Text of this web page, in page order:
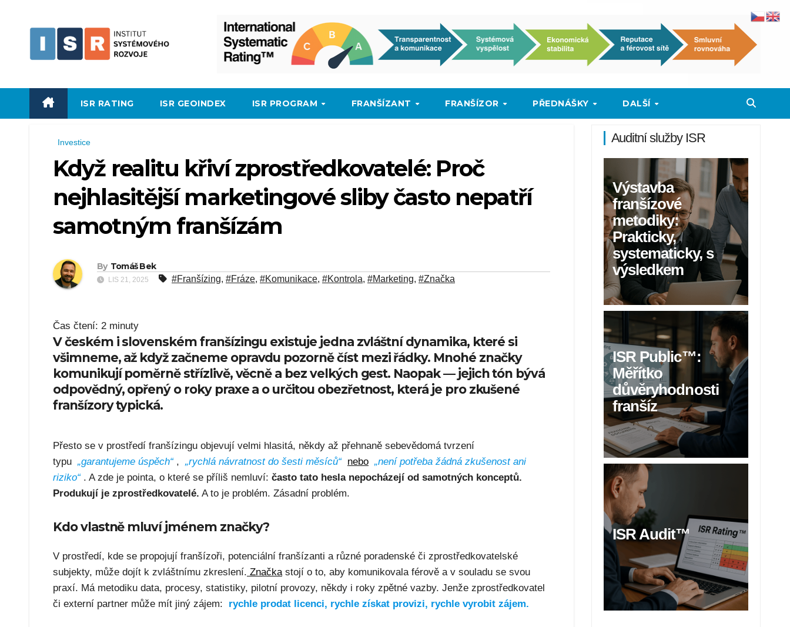
ISR RATING ISR GEOINDEX ISR PROGRAM FRANŠÍZANT FRANŠÍZOR PŘEDNÁŠKY DALŠÍ
Investice
Když realitu křiví zprostředkovatelé: Proč
nejhlasitější marketingové sliby často nepatří
samotným franšízám
By Tomáš Bek
LIS 21, 2025 #Franšízing, #Fráze, #Komunikace, #Kontrola, #Marketing, #Značka
Čas čtení: 2 minuty
V českém i slovenském franšízingu existuje jedna zvláštní dynamika, které si
všimneme, až když začneme opravdu pozorně číst mezi řádky. Mnohé značky
komunikují poměrně střízlivě, věcně a bez velkých gest. Naopak — jejich tón bývá
odpovědný, opřený o roky praxe a o určitou obezřetnost, která je pro zkušené
franšízory typická.
Přesto se v prostředí franšízingu objevují velmi hlasitá, někdy až přehnaně sebevědomá tvrzení
typu „garantujeme úspěch“ , „rychlá návratnost do šesti měsíců“ nebo „není potřeba žádná zkušenost ani
riziko“ . A zde je pointa, o které se příliš nemluví: často tato hesla nepocházejí od samotných konceptů.
Produkují je zprostředkovatelé. A to je problém. Zásadní problém.
Kdo vlastně mluví jménem značky?
V prostředí, kde se propojují franšízoři, potenciální franšízanti a různé poradenské či zprostředkovatelské
subjekty, může dojít k zvláštnímu zkreslení. Značka stojí o to, aby komunikovala férově a v souladu se svou
praxí. Má metodiku data, procesy, statistiky, pilotní provozy, někdy i roky zpětné vazby. Jenže zprostředkovatel
či externí partner může mít jiný zájem:
rychle prodat licenci, rychle získat provizi, rychle vyrobit zájem.
Auditní služby ISR
Výstavba
franšízové
metodiky:
Prakticky,
systematicky, s
výsledkem
ISR Public™:
Měřítko
důvěryhodnosti
franšíz
ISR Audit™